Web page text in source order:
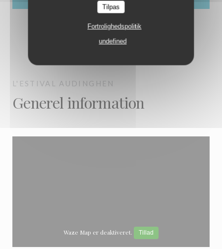
Tilpas
Fortrolighedspolitik
undefined
L'ESTIVAL AUDINGHEN
Generel information
Waze Map er deaktiveret. Tillad